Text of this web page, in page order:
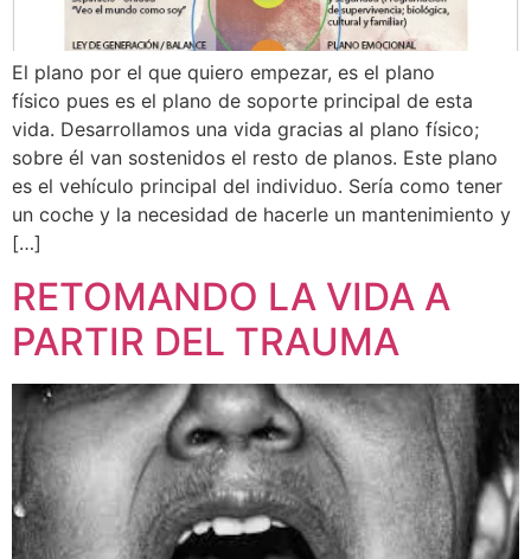
El plano por el que quiero empezar, es el plano
físico pues es el plano de soporte principal de esta
vida. Desarrollamos una vida gracias al plano físico;
sobre él van sostenidos el resto de planos. Este plano
es el vehículo principal del individuo. Sería como tener
un coche y la necesidad de hacerle un mantenimiento y
[…]
RETOMANDO LA VIDA A
PARTIR DEL TRAUMA